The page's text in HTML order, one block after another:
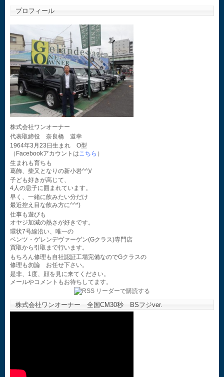
プロフィール
株式会社ワンオーナー
代表取締役 奈良橋 道幸
1964年3月23日生まれ O型
（Facebookアカウントはこちら ）
生まれも育ちも
葛飾、柴又となりの新小岩^^)/
子ども好きが高じて、
4人の息子に囲まれています。
早く、一緒に飲みたい分だけ
最近控え目な飲み方に^^*)
仕事も遊びも
オヤジ加減の熱さが好きです。
環状7号線沿い、唯一の
ベンツ・ゲレンデヴァーゲン(Gクラス)専門店
買取から引取まで行います。
もちろん修理も自社認証工場完備なのでGクラスの
修理も勿論 お任せ下さい。
是非、1度、顔を見に来てください。
メールやコメントもお待ちしてます。
株式会社ワンオーナー 全国CM30秒 BSフジver.